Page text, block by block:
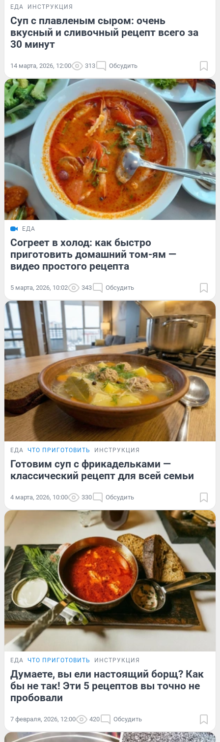
ЕДА ИНСТРУКЦИЯ
Суп с плавленым сыром: очень
вкусный и сливочный рецепт всего за
30 минут
14 марта, 2026, 12:00 313 Обсудить
ЕДА
Согреет в холод: как быстро
приготовить домашний том-ям —
видео простого рецепта
5 марта, 2026, 10:02 343 Обсудить
ЕДА ЧТО ПРИГОТОВИТЬ ИНСТРУКЦИЯ
Готовим суп с фрикадельками —
классический рецепт для всей семьи
4 марта, 2026, 10:00 330 Обсудить
ЕДА ЧТО ПРИГОТОВИТЬ ИНСТРУКЦИЯ
Думаете, вы ели настоящий борщ? Как
бы не так! Эти 5 рецептов вы точно не
пробовали
7 февраля, 2026, 12:00 420 Обсудить